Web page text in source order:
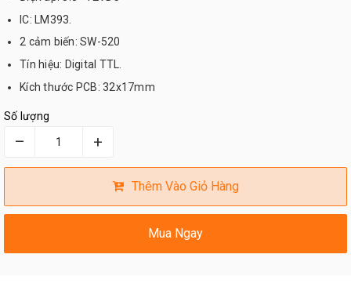
IC: LM393.
2 cảm biến: SW-520
Tín hiệu: Digital TTL.
Kích thước PCB: 32x17mm
Số lượng
– +
Thêm Vào Giỏ Hàng
Mua Ngay